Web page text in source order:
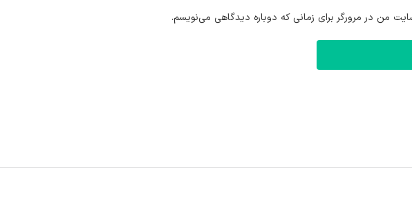
من در مرورگر برای زمانی که دوباره دیدگاهی می‌نویسم.